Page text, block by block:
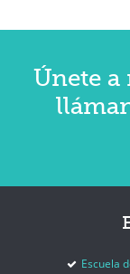
Únete a
Escuela